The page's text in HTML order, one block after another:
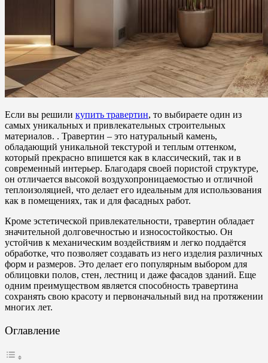
Если вы решили купить травертин, то выбираете один из
самых уникальных и привлекательных строительных
материалов. . Травертин – это натуральный камень,
обладающий уникальной текстурой и теплым оттенком,
который прекрасно впишется как в классический, так и в
современный интерьер. Благодаря своей пористой структуре,
он отличается высокой воздухопроницаемостью и отличной
теплоизоляцией, что делает его идеальным для использования
как в помещениях, так и для фасадных работ.
Кроме эстетической привлекательности, травертин обладает
значительной долговечностью и износостойкостью. Он
устойчив к механическим воздействиям и легко поддаётся
обработке, что позволяет создавать из него изделия различных
форм и размеров. Это делает его популярным выбором для
облицовки полов, стен, лестниц и даже фасадов зданий. Еще
одним преимуществом является способность травертина
сохранять свою красоту и первоначальный вид на протяжении
многих лет.
Оглавление